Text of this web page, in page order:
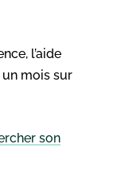
l’aide
mois sur
son